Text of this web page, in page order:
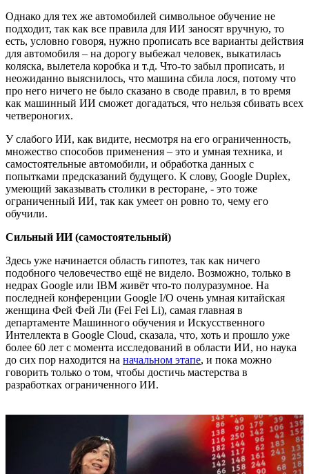
Однако для тех же автомобилей символьное обучение не
подходит, так как все правила для ИИ заносят вручную, то
есть, условно говоря, нужно прописать все варианты действия
для автомобиля – на дорогу выбежал человек, выкатилась
коляска, вылетела коробка и т.д. Что-то забыл прописать, и
неожиданно выяснилось, что машина сбила лося, потому что
про него ничего не было сказано в своде правил, в то время
как машинный ИИ сможет догадаться, что нельзя сбивать всех
четвероногих.
У слабого ИИ, как видите, несмотря на его ограниченность,
множество способов применения – это и умная техника, и
самостоятельные автомобили, и обработка данных с
попытками предсказаний будущего. К слову, Google Duplex,
умеющий заказывать столики в ресторане, - это тоже
ограниченный ИИ, так как умеет он ровно то, чему его
обучили.
Сильный ИИ (самостоятельный)
Здесь уже начинается область гипотез, так как ничего
подобного человечество ещё не видело. Возможно, только в
недрах Google или IBM живёт что-то полуразумное. На
последней конференции Google I/O очень умная китайская
женщина Фей Фей Ли (Fei Fei Li), самая главная в
департаменте Машинного обучения и Искусственного
Интеллекта в Google Cloud, сказала, что, хоть и прошло уже
более 60 лет с момента исследований в области ИИ, но наука
до сих пор находится на начальном этапе, и пока можно
говорить только о том, чтобы достичь мастерства в
разработках ограниченного ИИ.